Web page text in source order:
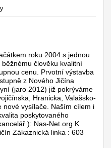
roku 2004 s jednou
člověku kvalitní
cenu. Prvotní výstavba
z Nového Jičína
(jaro 2012) již pokrýváme
Hranicka, Valašsko-
nové vysílače. Naším cílem i
poskytovaného
): Nas-Net.org K
Zákaznická linka : 603